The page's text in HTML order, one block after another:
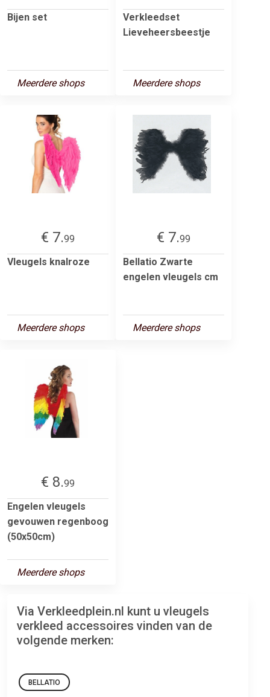
Bijen set
Meerdere shops
Verkleedset
Lieveheersbeestje
Meerdere shops
€ 7.99
Vleugels knalroze
Meerdere shops
€ 7.99
Bellatio Zwarte
engelen vleugels cm
Meerdere shops
€ 8.99
Engelen vleugels
gevouwen regenboog
(50x50cm)
Meerdere shops
Via Verkleedplein.nl kunt u vleugels
verkleed accessoires vinden van de
volgende merken:
BELLATIO